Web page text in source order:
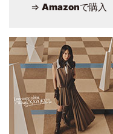
⇒ Amazonで購入